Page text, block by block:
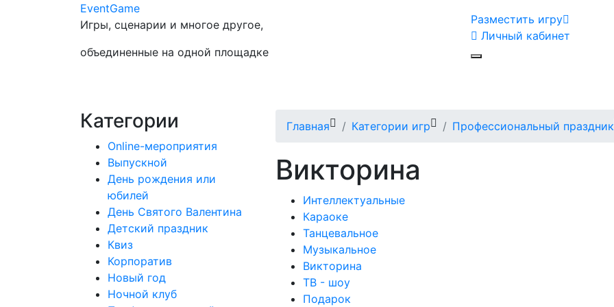
EventGame
Игры, сценарии и многое другое,
объединенные на одной площадке
Разместить игру
Личный кабинет
Главная Категории игр Профессиональный праздник
Викторина
Интеллектуальные
Караоке
Танцевальное
Музыкальное
Викторина
ТВ - шоу
Подарок
Категории
Online-мероприятия
Выпускной
День рождения или
юбилей
День Святого Валентина
Детский праздник
Квиз
Корпоратив
Новый год
Ночной клуб